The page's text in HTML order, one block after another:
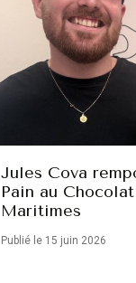
Jules Cova
Pain au
Maritimes
Publié le 15 juin 2026